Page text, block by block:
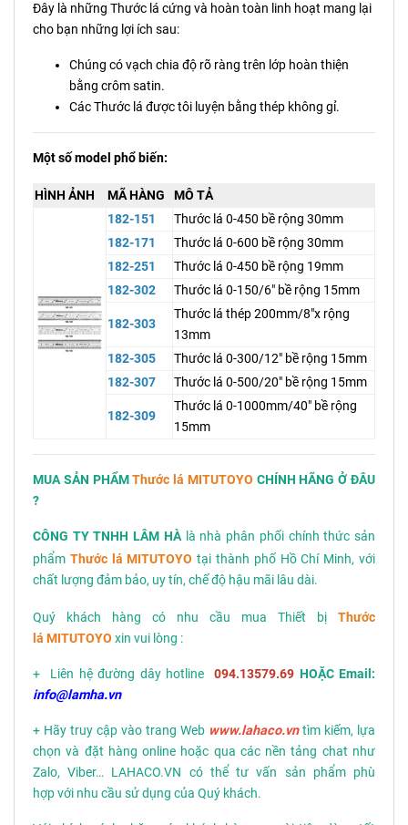
Đây là những Thước lá cứng và hoàn toàn linh hoạt mang lại
cho bạn những lợi ích sau:
Chúng có vạch chia độ rõ ràng trên lớp hoàn thiện
bằng crôm satin.
Các Thước lá được tôi luyện bằng thép không gỉ.
Một số model phổ biến:
HÌNH ẢNH MÃ HÀNG
MÔ TẢ
182-151
Thước lá 0-450 bề rộng 30mm
182-171
Thước lá 0-600 bề rộng 30mm
182-251
Thước lá 0-450 bề rộng 19mm
182-302
Thước lá 0-150/6" bề rộng 15mm
182-303
Thước lá thép 200mm/8"x rộng
13mm
182-305
Thước lá 0-300/12" bề rộng 15mm
182-307
Thước lá 0-500/20" bề rộng 15mm
182-309
Thước lá 0-1000mm/40" bề rộng
15mm
MUA SẢN PHẨMThước lá MITUTOYO CHÍNH HÃNG Ở ĐÂU
?
CÔNG TY TNHH LÂM HÀlà nhà phân phối chính thức sản
phẩm Thước lá MITUTOYO tại thành phố Hồ Chí Minh, với
chất lượng đảm bảo, uy tín, chế độ hậu mãi lâu dài.
Quý khách hàng có nhu cầu mua Thiết bị Thước
lá MITUTOYO xin vui lòng :
+ Liên hệ đường dây hotline 094.13579.69 HOẶC Email:
info@lamha.vn
+ Hãy truy cập vào trang Web www.lahaco.vntìm kiếm, lựa
chọn và đặt hàng online hoặc qua các nền tảng chat như
Zalo, Viber… LAHACO.VN có thể tư vấn sản phẩm phù
hợp với nhu cầu sử dụng của Quý khách.